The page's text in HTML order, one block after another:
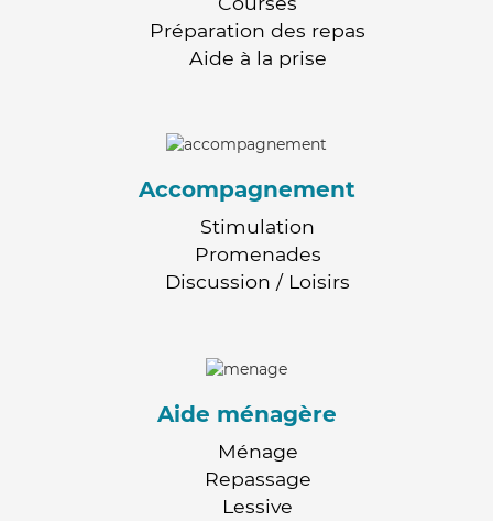
Préparation des repas
Aide à la prise
Accompagnement
Stimulation
Promenades
Discussion / Loisirs
Aide ménagère
Ménage
Repassage
Lessive